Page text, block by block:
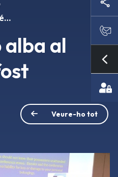
El sincrotró alba al congrés effost
alba al
Veure-ho tot